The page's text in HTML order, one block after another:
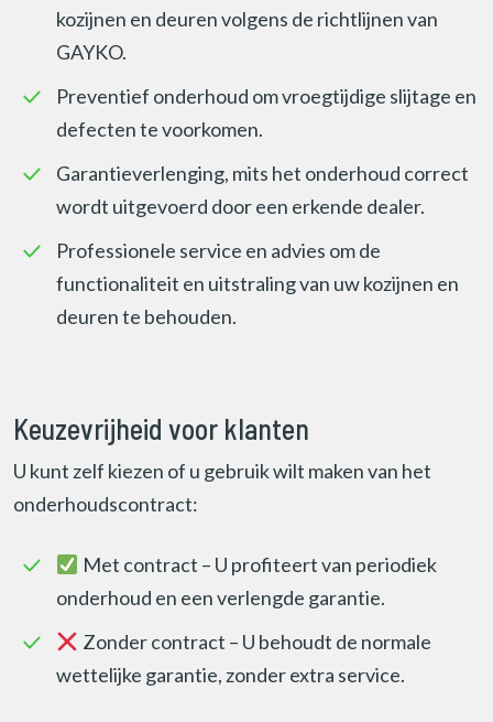
kozijnen en deuren volgens de richtlijnen van
GAYKO.
Preventief onderhoud om vroegtijdige slijtage en
defecten te voorkomen.
Garantieverlenging, mits het onderhoud correct
wordt uitgevoerd door een erkende dealer.
Professionele service en advies om de
functionaliteit en uitstraling van uw kozijnen en
deuren te behouden.
Keuzevrijheid voor klanten
U kunt zelf kiezen of u gebruik wilt maken van het
onderhoudscontract:
Met contract – U profiteert van periodiek
onderhoud en een verlengde garantie.
Zonder contract – U behoudt de normale
wettelijke garantie, zonder extra service.